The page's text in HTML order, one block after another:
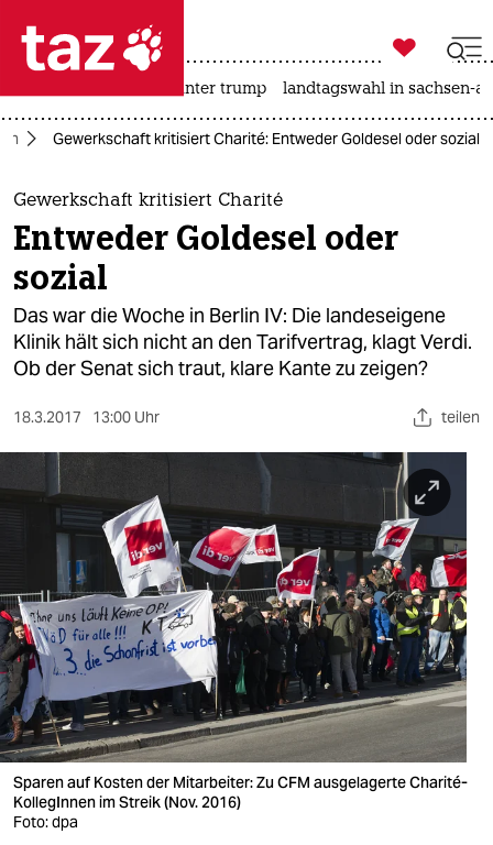
 taz zahl ich
taz zahl ich
themen
politik
öko
gesellschaft
sport
berlin
nord
wahrheit
verlag
verlag
veranstaltungen
shop
fragen & hilfe

taz zahl ich
usa unter trump landtagswahl in sachsen-
Gewerkschaft kritisiert Charité: Entweder Goldesel oder sozial
Gewerkschaft kritisiert Charité
Entweder Goldesel oder
sozial
Das war die Woche in Berlin IV: Die landeseigene
Klinik hält sich nicht an den Tarifvertrag, klagt Verdi.
Ob der Senat sich traut, klare Kante zu zeigen?
18.3.2017 13:00 Uhr teilen
Sparen auf Kosten der Mitarbeiter: Zu CFM ausgelagerte Charité-
KollegInnen im Streik (Nov. 2016)
Foto: dpa